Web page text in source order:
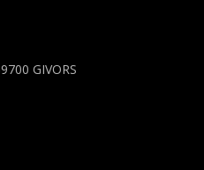
GIVORS